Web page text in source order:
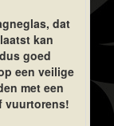
dat
kan
goed
een veilige
met een
vuurtorens!